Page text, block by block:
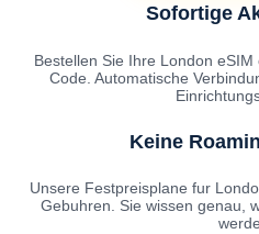
Sofortige
Bestellen Sie Ihre London
Code. Automatische
Keine
Unsere Festpreisplane fur
Gebuhren. Sie wissen genau,